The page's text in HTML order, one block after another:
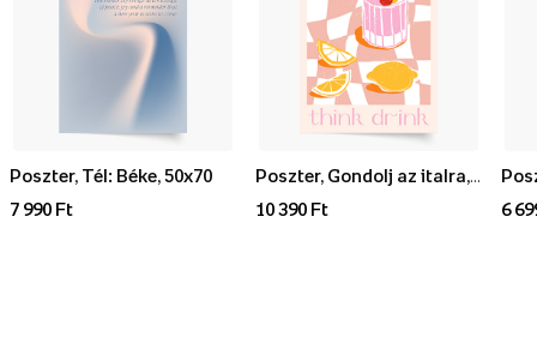
Poszter, Tél: Béke, 50x70
7 990 Ft
10 390 Ft
6